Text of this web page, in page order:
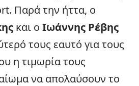
Παρά την ήττα, ο
και ο Ιωάννης Ρέβης
τους εαυτό για τους
η τιμωρία τους
να απολαύσουν το